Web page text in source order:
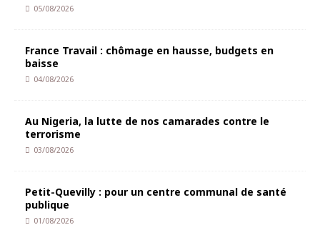
05/08/2026
France Travail : chômage en hausse, budgets en
baisse
04/08/2026
Au Nigeria, la lutte de nos camarades contre le
terrorisme
03/08/2026
Petit-Quevilly : pour un centre communal de santé
publique
01/08/2026